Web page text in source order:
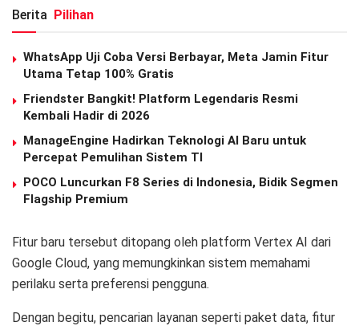
Berita Pilihan
WhatsApp Uji Coba Versi Berbayar, Meta Jamin Fitur
Utama Tetap 100% Gratis
Friendster Bangkit! Platform Legendaris Resmi
Kembali Hadir di 2026
ManageEngine Hadirkan Teknologi AI Baru untuk
Percepat Pemulihan Sistem TI
POCO Luncurkan F8 Series di Indonesia, Bidik Segmen
Flagship Premium
Fitur baru tersebut ditopang oleh platform Vertex AI dari
Google Cloud, yang memungkinkan sistem memahami
perilaku serta preferensi pengguna.
Dengan begitu, pencarian layanan seperti paket data, fitur